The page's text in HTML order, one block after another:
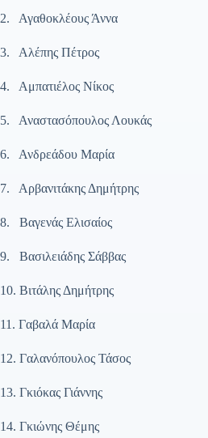
2. Αγαθοκλέους Άννα
3. Αλέπης Πέτρος
4. Αμπατιέλος Νίκος
5. Αναστασόπουλος Λουκάς
6. Ανδρεάδου Μαρία
7. Αρβανιτάκης Δημήτρης
8. Βαγενάς Ελισαίος
9. Βασιλειάδης Σάββας
10. Βιτάλης Δημήτρης
11. Γαβαλά Μαρία
12. Γαλανόπουλος Τάσος
13. Γκιόκας Γιάννης
14. Γκιώνης Θέμης